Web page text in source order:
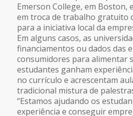
Emerson College, em Boston,
em troca de trabalho gratuito
para a iniciativa local da
Em alguns casos, as
financiamentos ou dados das
consumidores para alimentar
estudantes ganham
no currículo e acrescentam
tradicional mistura de
“Estamos ajudando os
experiência e conseguir